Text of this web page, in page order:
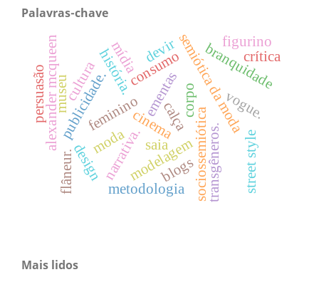
Palavras-chave
ementas
moda
história.consumo
cinema
narrativa.saia
calçasemiótica da moda
sociossemiótica
publicidade.
modelagem
metodologia
design
corpo
transgêneros.
branquidade
feminino vogue.
mídia
blogs street style
flâneur.
alexander mcqueencultura
devir figurino
crítica
museu
persuasão
Mais lidos